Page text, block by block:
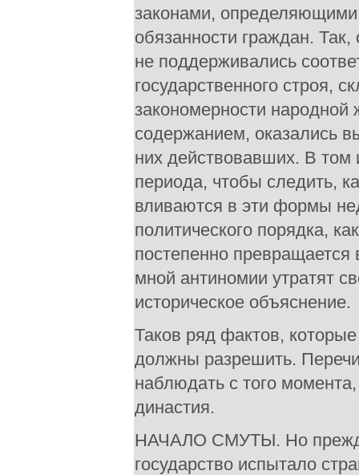
законами, определяющими
обязанности граждан.
не поддерживались
государственного строя,
закономерности
содержанием, оказались
них действовавших. В том
периода, чтобы следить,
вливаются в эти формы
политического порядка,
постепенно превращается
мной антиномии утратят
историческое объяснение.
Таков ряд фактов,
должны разрешить.
наблюдать с того
династия.
НАЧАЛО СМУТЫ. Но
государство испытало